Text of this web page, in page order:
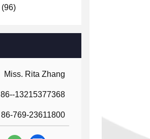
(96)
Miss. Rita Zhang
86--13215377368
86-769-23611800